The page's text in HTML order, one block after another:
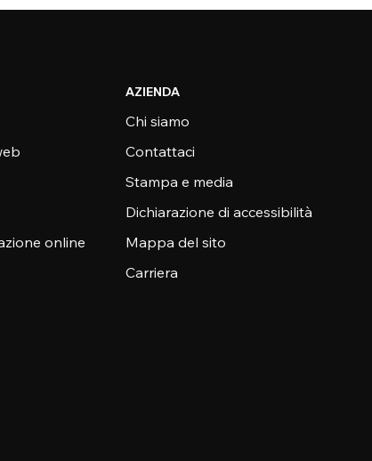
online
AZIENDA
Chi siamo
Contattaci
Stampa e media
Dichiarazione di accessibilità
Mappa del sito
Carriera